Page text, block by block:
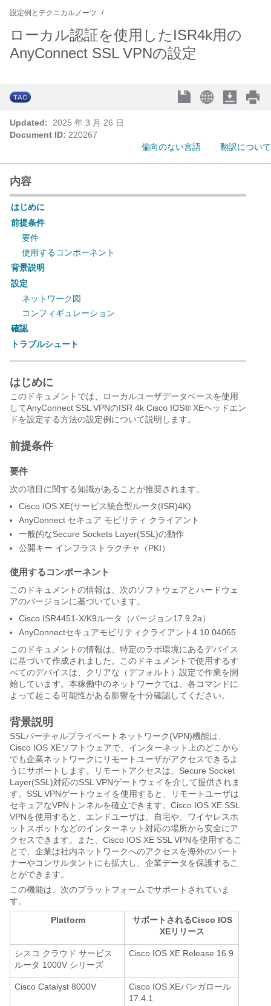
設定例とテクニカルノーツ
ローカル認証を使用したISR4k用の
AnyConnect SSL VPNの設定
Updated:
2025 年 3 月 26 日
Document ID: 220267
偏向のない言語
翻訳について
内容
はじめに
前提条件
要件
使用するコンポーネント
背景説明
設定
ネットワーク図
コンフィギュレーション
確認
トラブルシュート
はじめに
このドキュメントでは、ローカルユーザデータベースを使用
してAnyConnect SSL VPNのISR 4k Cisco IOS® XEヘッドエン
ドを設定する方法の設定例について説明します。
前提条件
要件
次の項目に関する知識があることが推奨されます。
Cisco IOS XE(サービス統合型ルータ(ISR)4K)
AnyConnect セキュア モビリティ クライアント
一般的なSecure Sockets Layer(SSL)の動作
公開キー インフラストラクチャ（PKI）
使用するコンポーネント
このドキュメントの情報は、次のソフトウェアとハードウェ
アのバージョンに基づいています。
Cisco ISR4451-X/K9ルータ（バージョン17.9.2a）
AnyConnectセキュアモビリティクライアント4.10.04065
このドキュメントの情報は、特定のラボ環境にあるデバイス
に基づいて作成されました。このドキュメントで使用するす
べてのデバイスは、クリアな（デフォルト）設定で作業を開
始しています。本稼働中のネットワークでは、各コマンドに
よって起こる可能性がある影響を十分確認してください。
背景説明
SSLバーチャルプライベートネットワーク(VPN)機能は、
Cisco IOS XEソフトウェアで、インターネット上のどこから
でも企業ネットワークにリモートユーザがアクセスできるよ
うにサポートします。リモートアクセスは、Secure Socket
Layer(SSL)対応のSSL VPNゲートウェイを介して提供されま
す。SSL VPNゲートウェイを使用すると、リモートユーザは
セキュアなVPNトンネルを確立できます。Cisco IOS XE SSL
VPNを使用すると、エンドユーザは、自宅や、ワイヤレスホ
ットスポットなどのインターネット対応の場所から安全にア
クセスできます。また、Cisco IOS XE SSL VPNを使用するこ
とで、企業は社内ネットワークへのアクセスを海外のパート
ナーやコンサルタントにも拡大し、企業データを保護するこ
とができます。
この機能は、次のプラットフォームでサポートされていま
す。
Platform
サポートされるCisco IOS
XEリリース
シスコ クラウド サービス
ルータ 1000V シリーズ
Cisco IOS XE Release 16.9
Cisco Catalyst 8000V
Cisco IOS XEバンガロール
17.4.1